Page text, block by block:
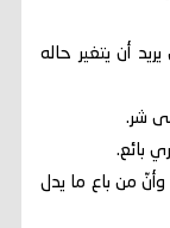
أن يتغير حاله
شر.
بائع.
وأنّ من باع ما يدل